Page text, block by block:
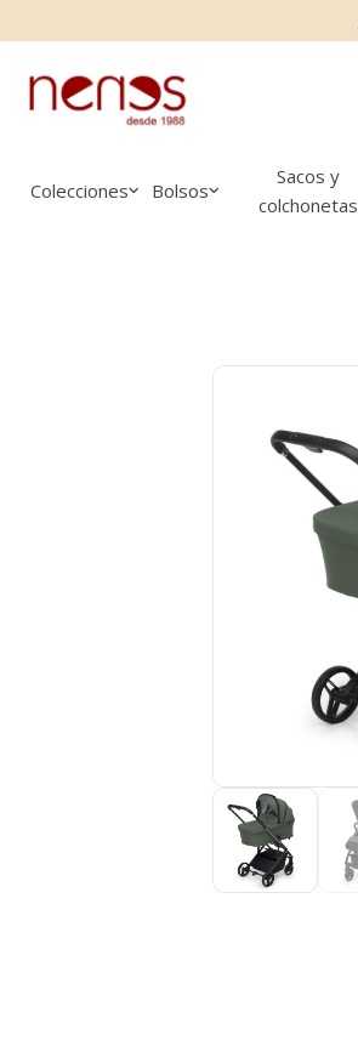
al
contenido
principal
a
Colecciones Bolsos
Sacos y
colchonetas